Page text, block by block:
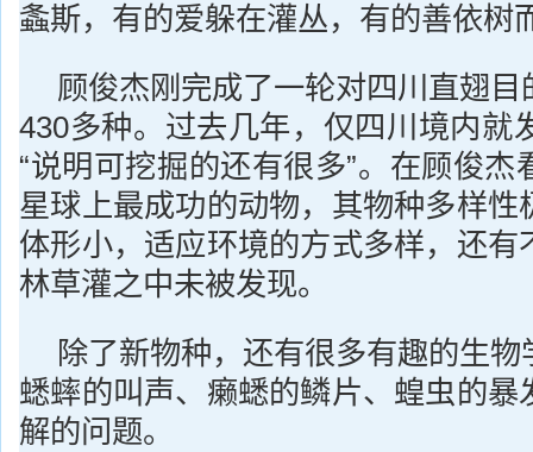
螽斯，有的爱躲在灌丛，有的善依树
顾俊杰刚完成了一轮对四川直翅
430多种。过去几年，仅四川境内就
“说明可挖掘的还有很多”。在顾俊杰
星球上最成功的动物，其物种多样性
体形小，适应环境的方式多样，还有
林草灌之中未被发现。
除了新物种，还有很多有趣的生
蟋蟀的叫声、癞蟋的鳞片、蝗虫的暴
解的问题。